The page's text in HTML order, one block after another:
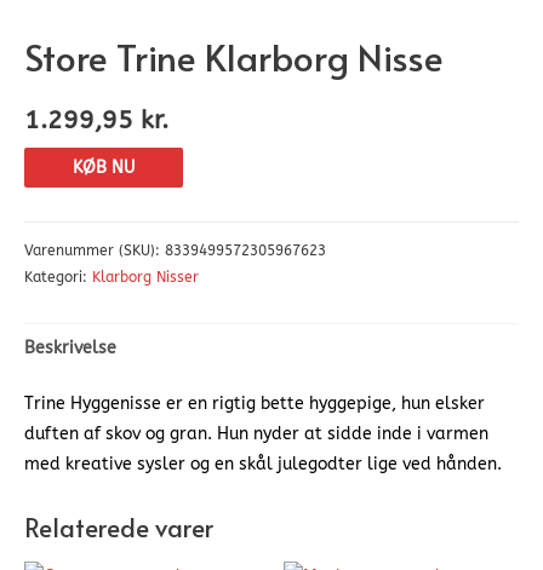
Store Trine Klarborg Nisse
1.299,95 kr.
KØB NU
Varenummer (SKU): 8339499572305967623
Kategori: Klarborg Nisser
Beskrivelse
Trine Hyggenisse er en rigtig bette hyggepige, hun elsker
duften af skov og gran. Hun nyder at sidde inde i varmen
med kreative sysler og en skål julegodter lige ved hånden.
Relaterede varer